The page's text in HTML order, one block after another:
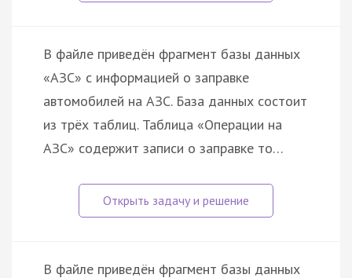
В файле приведён фрагмент базы данных
«АЗС» с информацией о заправке
автомобилей на АЗС. База данных состоит
из трёх таблиц. Таблица «Операции на
АЗС» содержит записи о заправке то…
В файле приведён фрагмент базы данных